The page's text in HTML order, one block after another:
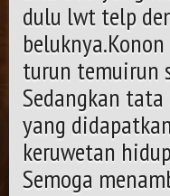
dulu lwt telp
turun temuirun
Sedangkan
yang
keruwetan
Semoga